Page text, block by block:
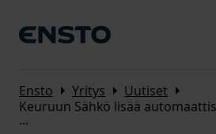
Ensto Arrow_right Yritys Arrow_right Uutiset Arrow_right
Keuruun Sähkö lisää
...